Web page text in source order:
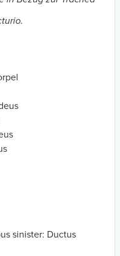
sinister: Ductus